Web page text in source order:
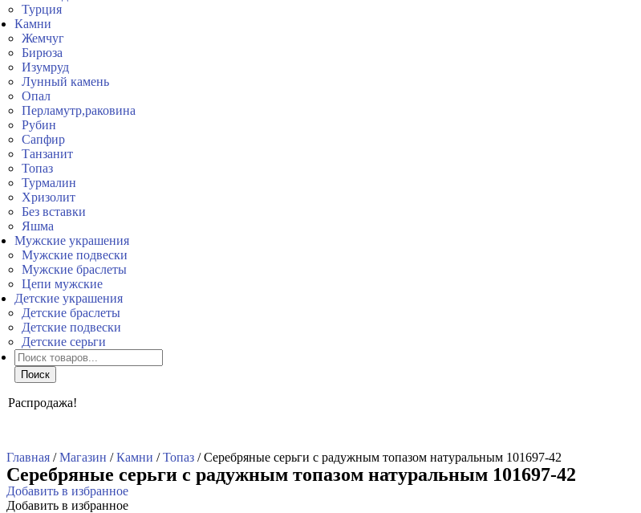
Турция
Камни
Жемчуг
Бирюза
Изумруд
Лунный камень
Опал
Перламутр,раковина
Рубин
Сапфир
Танзанит
Топаз
Турмалин
Хризолит
Без вставки
Яшма
Мужские украшения
Мужские подвески
Мужские браслеты
Цепи мужские
Детские украшения
Детские браслеты
Детские подвески
Детские серьги
Поиск
товаров
Поиск
Распродажа!
Главная /Магазин /Камни /Топаз / Серебряные серьги с радужным топазом натуральным 101697-42
Серебряные серьги с радужным топазом натуральным 101697-42
Добавить в избранное
Добавить в избранное